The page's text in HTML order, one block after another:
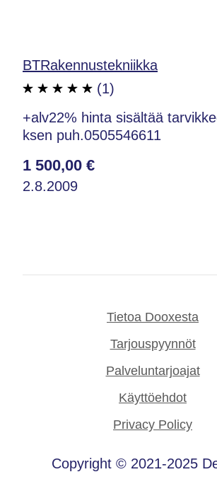
BTRakennustekniikka
(1)
+alv22% hinta sisältää
ksen puh.0505546611
1 500,00 €
2.8.2009
Tietoa Dooxesta
Tarjouspyynnöt
Palveluntarjoajat
Käyttöehdot
Privacy Policy
Copyright © 2021-2025